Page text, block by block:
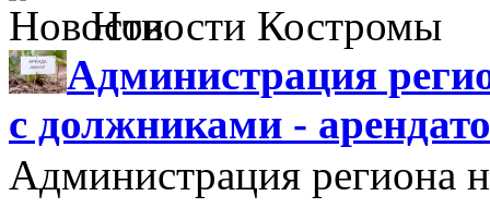
Новости Костромы
Администрация
с должниками -
Администрация региона